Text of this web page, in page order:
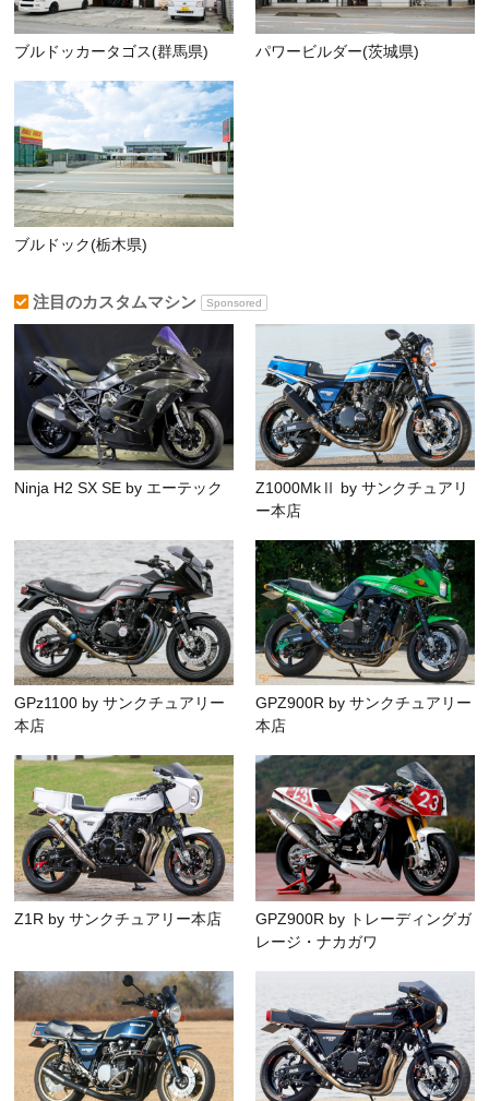
ブルドッカータゴス(群馬県) パワービルダー(茨城県)
ブルドック(栃木県)
注目のカスタムマシン Sponsored
Ninja H2 SX SE by エーテック
Z1000MkⅡ by サンクチュアリ
ー本店
GPz1100 by サンクチュアリー
本店
GPZ900R by サンクチュアリー
本店
Z1R by サンクチュアリー本店
GPZ900R by トレーディングガ
レージ・ナカガワ